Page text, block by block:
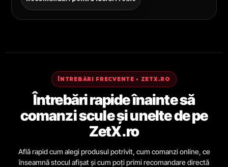
ÎNTREBĂRI FRECVENTE • ZETX.RO
Întrebări rapide înainte să
comanzi scule și unelte de pe
ZetX.ro
Află rapid cum alegi produsul potrivit, cum comanzi online, ce
înseamnă stocul afișat și cum poți primi recomandare directă